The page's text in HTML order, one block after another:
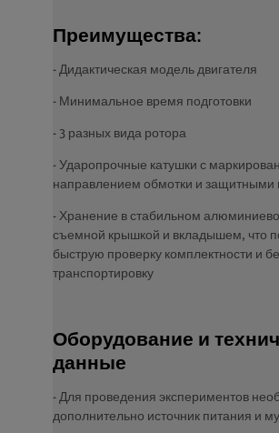
Преимущества:
- Дидактическая модель двигателя
- Минимальное время подготовки
- 3 разных вида ротора
- Ударопрочные катушки с
направлением обмотки и защитными
- Хранение в стабильном
съемной крышкой и вкладышем, что
быструю проверку комплектности и
транспортировку
Оборудование и
данные
- Для проведения экспериментов
дополнительно источник питания и